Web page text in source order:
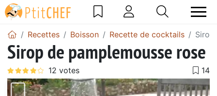
Recettes Boisson Recette de cocktails Sirop
Sirop de pamplemousse rose